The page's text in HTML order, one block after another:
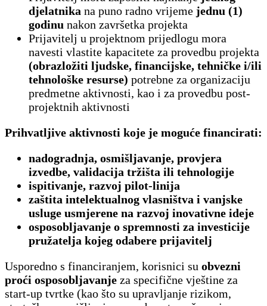
djelatnika na puno radno vrijeme jednu (1)
godinu nakon završetka projekta
Prijavitelj u projektnom prijedlogu mora
navesti vlastite kapacitete za provedbu projekta
(obrazložiti ljudske, financijske, tehničke i/ili
tehnološke resurse) potrebne za organizaciju
predmetne aktivnosti, kao i za provedbu post-
projektnih aktivnosti
Prihvatljive aktivnosti koje je moguće financirati:
nadogradnja, osmišljavanje, provjera
izvedbe, validacija tržišta ili tehnologije
ispitivanje, razvoj pilot-linija
zaštita intelektualnog vlasništva i vanjske
usluge usmjerene na razvoj inovativne ideje
osposobljavanje o spremnosti za investicije
pružatelja kojeg odabere prijavitelj
Usporedno s financiranjem, korisnici su obvezni
proći osposobljavanje za specifične vještine za
start-up tvrtke (kao što su upravljanje rizikom,